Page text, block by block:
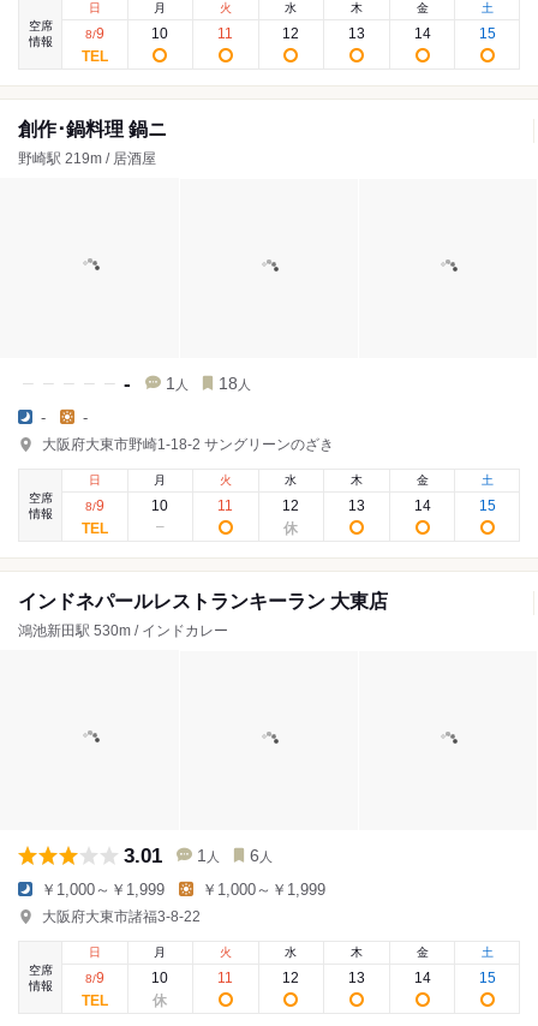
空席
情報
日
8/9
月
10
火
11
水
12
木
13
金
14
土
15
創作･鍋料理 鍋ニ
野崎駅 219m / 居酒屋
- 1 人 18 人
- -
大阪府大東市野崎1-18-2 サングリーンのざき
空席
情報
日
8/9
月
10
火
11
水
12
木
13
金
14
土
15
インドネパールレストランキーラン 大東店
鴻池新田駅 530m / インドカレー
3.01 1 人 6 人
￥1,000～￥1,999 ￥1,000～￥1,999
大阪府大東市諸福3-8-22
空席
情報
日
8/9
月
10
火
11
水
12
木
13
金
14
土
15